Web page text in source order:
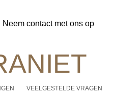
Neem contact met ons op
VEELGESTELDE VRAGEN